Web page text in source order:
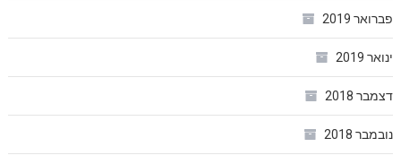
פברואר 2019
ינואר 2019
דצמבר 2018
נובמבר 2018